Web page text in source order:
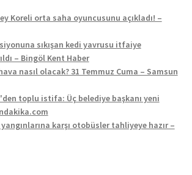
Koreli orta saha oyuncusunu açıkladı! –
sıkışan kedi yavrusu itfaiye
– Bingöl Kent Haber
nasıl olacak? 31 Temmuz Cuma – Samsun
toplu istifa: Üç belediye başkanı yeni
karşı otobüsler tahliyeye hazır –